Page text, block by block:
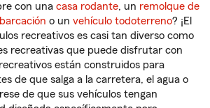
con una casa rodante, un remolque de
o un vehículo todoterreno? ¡El
recreativos es casi tan diverso como
recreativas que puede disfrutar con
están construidos para
de que salga a la carretera, el agua o
de que sus vehículos tengan